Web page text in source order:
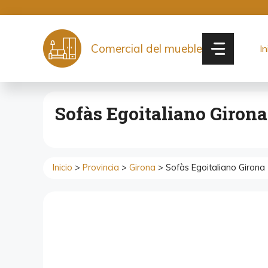
contenido
Comercial del mueble
Sofàs Egoitaliano Girona
Inicio > Provincia > Girona > Sofàs Egoitaliano Girona